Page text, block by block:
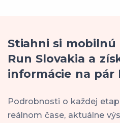
Stiahni si mobilnú
Run Slovakia a
informácie na pár
Podrobnosti o každej
reálnom čase, aktuálne